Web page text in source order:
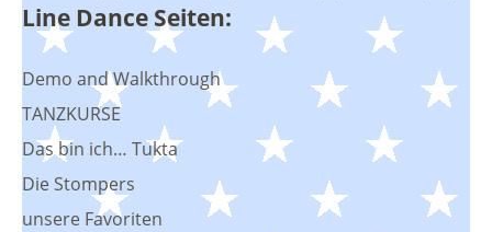
Line Dance Seiten:
Demo and Walkthrough
TANZKURSE
Das bin ich… Tukta
Die Stompers
unsere Favoriten